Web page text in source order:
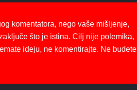
komentatora, nego vaše mišljenje,
što je istina. Cilj nije polemika,
ideju, ne komentirajte. Ne budete